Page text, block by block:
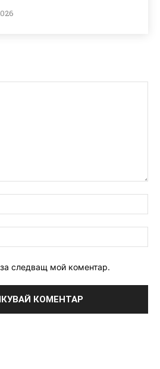
следващ мой коментар.